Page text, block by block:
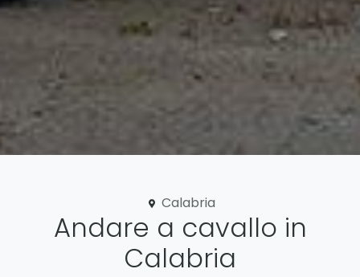
Calabria
Andare a cavallo in
Calabria